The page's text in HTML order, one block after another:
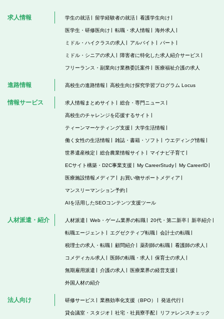
求人情報 学生の就活 留学経験者の就活 看護学生向け
医学生・研修医向け 転職・求人情報 海外求人
ミドル・ハイクラスの求人 アルバイト パート
ミドル・シニアの求人 障害者に特化した求人紹介サービス
フリーランス・副業向け業務委託案件 医療福祉介護の求人
進路情報 高校生の進路情報 高校生向け探究学習プログラム Locus
情報サービス 求人情報まとめサイト 総合・専門ニュース
高校生のチャレンジを応援するサイト
ティーンマーケティング支援 大学生活情報
働く女性の生活情報 雑誌・書籍・ソフト ウエディング情報
世界遺産検定 総合農業情報サイト マイナビ子育て
ECサイト構築・D2C事業支援 My CareerStudy My CareerID
医療施設情報メディア お買い物サポートメディア
マンスリーマンション予約
AIを活用したSEOコンテンツ支援ツール
人材派遣・紹介 人材派遣 Web・ゲーム業界の転職 20代・第二新卒 新卒紹介
転職エージェント エグゼクティブ転職 会計士の転職
税理士の求人・転職 顧問紹介 薬剤師の転職 看護師の求人
コメディカル求人 医師の転職・求人 保育士の求人
無期雇用派遣 介護の求人 医療業界の経営支援
外国人材の紹介
法人向け 研修サービス 業務効率化支援（BPO） 発送代行
貸会議室・スタジオ 社宅・社員寮手配 リファレンスチェック